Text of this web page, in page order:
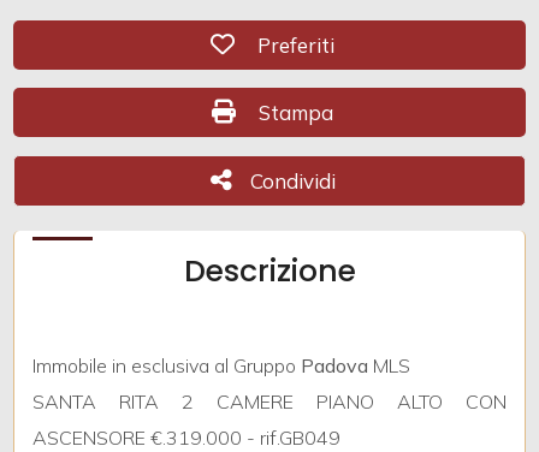
Preferiti: Cod. CR0912
Preferiti
Stampa: Cod. CR0912
Stampa
Condividi
Condividi
Descrizione
Immobile in esclusiva al Gruppo Padova MLS
SANTA RITA 2 CAMERE PIANO ALTO CON
ASCENSORE €.319.000 - rif.GB049
mq
Locali
minimi